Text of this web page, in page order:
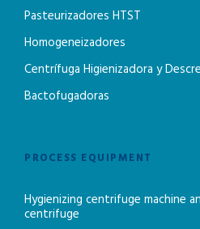
Pasteurizadores HTST
Homogeneizadores
Centrífuga Higienizadora y
Bactofugadoras
PROCESS EQUIPMENT
Hygienizing centrifuge machine
centrifuge